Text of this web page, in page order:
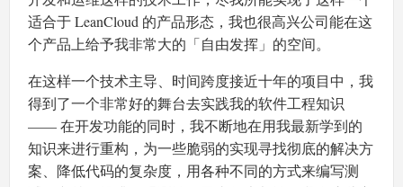
适合于 LeanCloud 的产品形态，我也很高兴公司能在这
个产品上给予我非常大的「自由发挥」的空间。
在这样一个技术主导、时间跨度接近十年的项目中，我
得到了一个非常好的舞台去实践我的软件工程知识
—— 在开发功能的同时，我不断地在用我最新学到的
知识来进行重构，为一些脆弱的实现寻找彻底的解决方
案、降低代码的复杂度，用各种不同的方式来编写测